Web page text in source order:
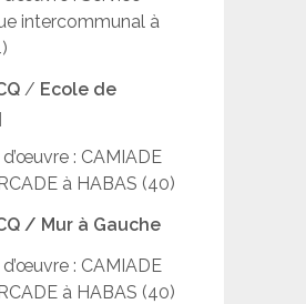
intercommunal à
/ Ecole de
: CAMIADE
à HABAS (40)
/ Mur à Gauche
: CAMIADE
à HABAS (40)